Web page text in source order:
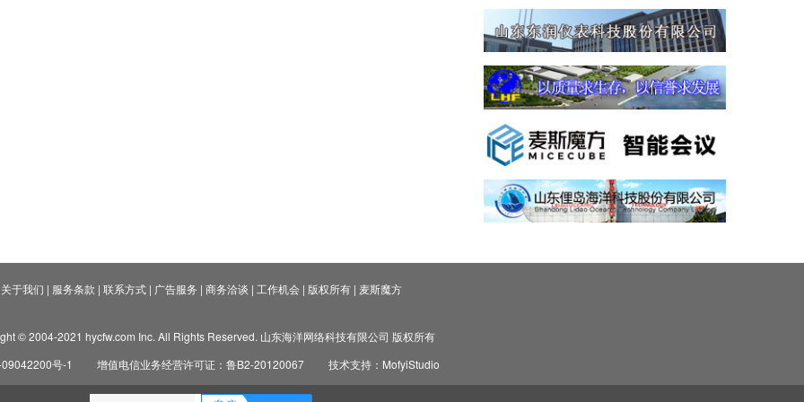
关于我们 | 服务条款 | 联系方式| 广告服务 | 商务洽谈 | 工作机会| 版权所有| 麦斯魔方
© 2004-2021 hycfw.com Inc. All Rights Reserved. 山东海洋网络科技有限公司 版权所有
号-1
增值电信业务经营许可证：鲁B2-20120067 技术支持：MofyiStudio